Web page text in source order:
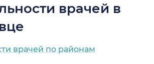
врачей в
врачей по районам